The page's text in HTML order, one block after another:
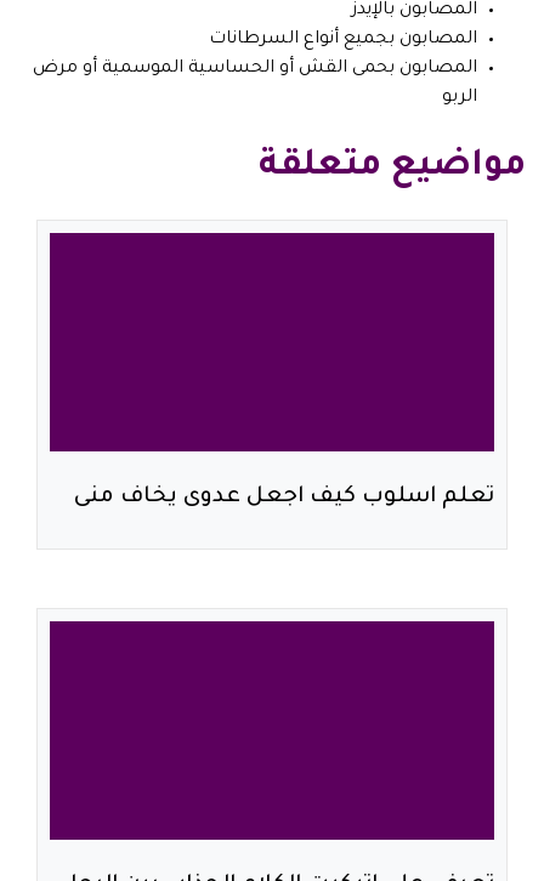
المصابون بالإيدز
المصابون بجميع أنواع السرطانات
المصابون بحمى القش أو الحساسية الموسمية أو مرض
الربو
مواضيع متعلقة
تعلم اسلوب كيف اجعل عدوى يخاف منى